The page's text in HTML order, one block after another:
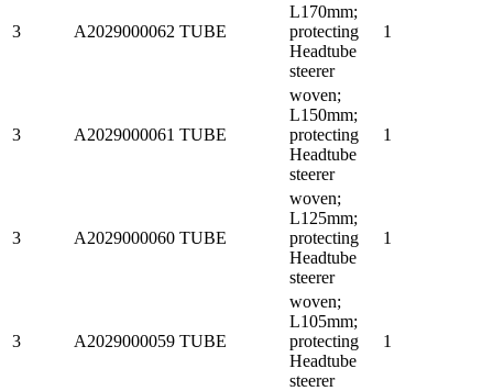
3 A2029000062 TUBE
L170mm;
protecting
Headtube
steerer
1
3 A2029000061 TUBE
woven;
L150mm;
protecting
Headtube
steerer
1
3 A2029000060 TUBE
woven;
L125mm;
protecting
Headtube
steerer
1
3 A2029000059 TUBE
woven;
L105mm;
protecting
Headtube
steerer
1